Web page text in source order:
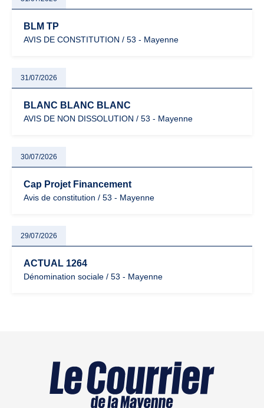
BLM TP
AVIS DE CONSTITUTION / 53 - Mayenne
31/07/2026
BLANC BLANC BLANC
AVIS DE NON DISSOLUTION / 53 - Mayenne
30/07/2026
Cap Projet Financement
Avis de constitution / 53 - Mayenne
29/07/2026
ACTUAL 1264
Dénomination sociale / 53 - Mayenne